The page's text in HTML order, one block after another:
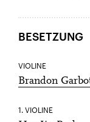
BESETZUNG
VIOLINE
Brandon
1. VIOLINE